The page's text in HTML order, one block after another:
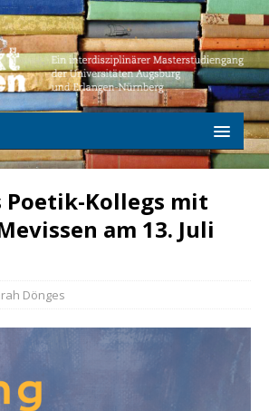
Poetik-Kollegs mit
am 13. Juli
Dönges